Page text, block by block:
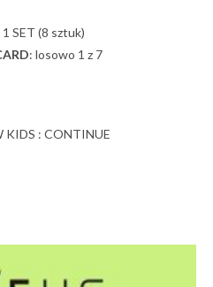
1 SET (8 sztuk)
: losowo 1 z 7